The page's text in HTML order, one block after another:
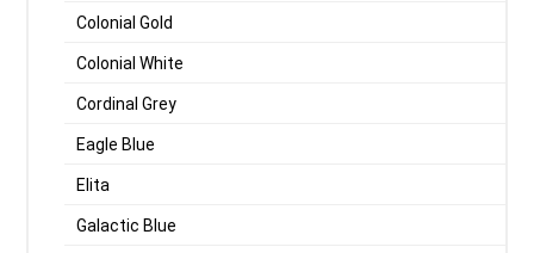
Colonial Gold
Colonial White
Cordinal Grey
Eagle Blue
Elita
Galactic Blue